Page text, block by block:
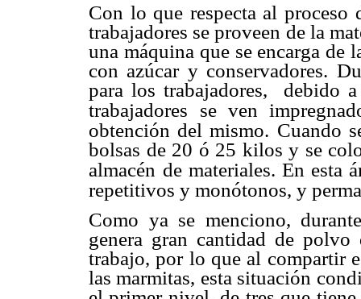
Con lo que respecta al
trabajadores se proveen de la
una máquina que se encarga de
con azúcar y conservadores.
para los trabajadores, debido
trabajadores
se ven
obtención del mismo. Cuando
bolsas de 20 ó 25 kilos y se
almacén de materiales. En esta
repetitivos y monótonos, y
Como ya se menciono,
genera gran cantidad de polvo
trabajo, por lo que al compartir
las marmitas, esta situación